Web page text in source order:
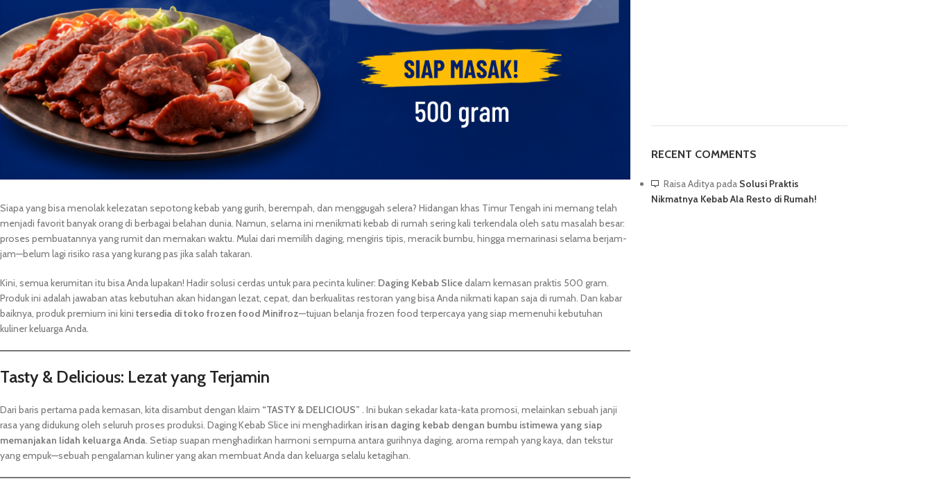
Siapa yang bisa menolak kelezatan sepotong kebab yang gurih, berempah, dan menggugah selera? Hidangan khas Timur Tengah ini memang telah
menjadi favorit banyak orang di berbagai belahan dunia. Namun, selama ini menikmati kebab di rumah sering kali terkendala oleh satu masalah besar:
proses pembuatannya yang rumit dan memakan waktu. Mulai dari memilih daging, mengiris tipis, meracik bumbu, hingga memarinasi selama berjam-
jam—belum lagi risiko rasa yang kurang pas jika salah takaran.
Kini, semua kerumitan itu bisa Anda lupakan! Hadir solusi cerdas untuk para pecinta kuliner: Daging Kebab Slicedalam kemasan praktis 500 gram.
Produk ini adalah jawaban atas kebutuhan akan hidangan lezat, cepat, dan berkualitas restoran yang bisa Anda nikmati kapan saja di rumah. Dan kabar
baiknya, produk premium ini kini tersedia di toko frozen food Minifroz—tujuan belanja frozen food terpercaya yang siap memenuhi kebutuhan
kuliner keluarga Anda.
Tasty & Delicious: Lezat yang Terjamin
Dari baris pertama pada kemasan, kita disambut dengan klaim “TASTY & DELICIOUS” . Ini bukan sekadar kata-kata promosi, melainkan sebuah janji
rasa yang didukung oleh seluruh proses produksi. Daging Kebab Slice ini menghadirkan irisan daging kebab dengan bumbu istimewa yang siap
memanjakan lidah keluarga Anda. Setiap suapan menghadirkan harmoni sempurna antara gurihnya daging, aroma rempah yang kaya, dan tekstur
yang empuk—sebuah pengalaman kuliner yang akan membuat Anda dan keluarga selalu ketagihan.
RECENT COMMENTS
Raisa Adityapada Solusi Praktis
Nikmatnya Kebab Ala Resto di Rumah!